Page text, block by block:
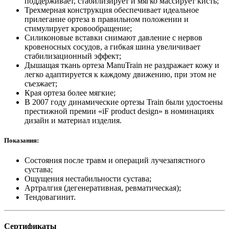
Трехмерная конструкция обеспечивает идеальное
прилегание ортеза в правильном положении и
стимулирует кровообращение;
Силиконовые вставки снимают давление с нервов
кровеносных сосудов, а гибкая шина увеличивает
стабилизационный эффект;
Дышащая ткань ортеза ManuTrain не раздражает кожу и
легко адаптируется к каждому движению, при этом не
съезжает;
Края ортеза более мягкие;
В 2007 году динамические ортезы Train были удостоены
престижной премии «iF product design» в номинациях
дизайн и материал изделия.
Показания:
Состояния после травм и операций лучезапястного
сустава;
Ощущения нестабильности сустава;
Артралгия (дегенеративная, ревматическая);
Тендовагинит.
Сертификаты